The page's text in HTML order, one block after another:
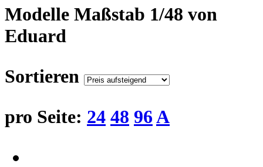
Modelle Maßstab 1/48 von
Eduard
Sortieren
pro Seite: 24 48 96A